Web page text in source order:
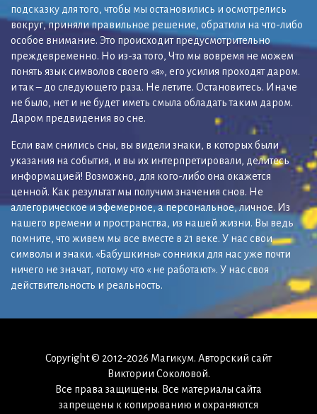
подсказку для того, чтобы мы остановились и осмотрелись
вокруг, приняли правильное решение, обратили на что-либо
особое внимание. Это происходит предусмотрительно
преждевременно. Но из-за того, Что мы вовремя не можем
понять язык символов своего «я», его усилия проходят даром.
и так – до следующего раза. Не летите. Остановитесь. Иначе
не было, нет и не будет иметь смыла обладать таким даром.
Даром предвидения во сне.
Если вам снились сны, вы видели знаки, в которых были
указания на события, и вы их интерпретировали, делитесь
информацией! Возможно, для кого-либо она окажется
ценной. Как результат мы получим значения снов. Не
аллегорическое и эфемерное, а персональное, личное. Из
нашего времени и пространства, из нашей жизни. Вы ведь
помните, что живем мы все вместе в 21 веке. У нас свои
символы и знаки. «Бабушкины» сонники для нас уже почти
ничего не значат, потому что « не работают». У нас своя
действительность и реальность.
Copyright © 2012-2026 Магикум. Авторский сайт
Виктории Соколовой.
Все права защищены. Все материалы сайта
запрещены к копированию и охраняются